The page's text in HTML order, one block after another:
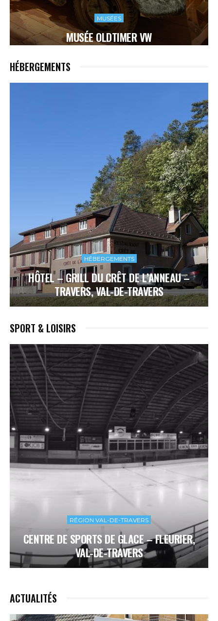
MUSÉES
MUSÉE OLDTIMER VW
HÉBERGEMENTS
HÉBERGEMENTS
HÔTEL – GRILL DU CRÊT DE L’ANNEAU –
TRAVERS, VAL-DE-TRAVERS
SPORT & LOISIRS
RÉGION VAL-DE-TRAVERS
CENTRE DE SPORTS DE GLACE – FLEURIER,
VAL-DE-TRAVERS
ACTUALITÉS